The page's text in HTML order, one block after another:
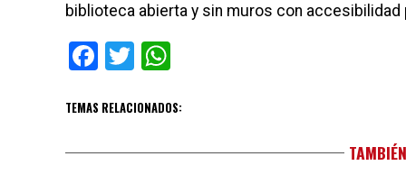
biblioteca abierta y sin muros con
Facebook
Twitter
TEMAS RELACIONADOS: